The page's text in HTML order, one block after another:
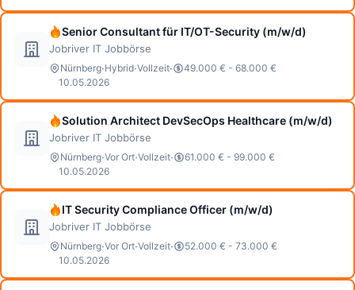
Senior Consultant für IT/OT-Security (m/w/d)
Jobriver IT Jobbörse
Nürnberg·Hybrid·Vollzeit·
49.000 € - 68.000 €
10.05.2026
Solution Architect DevSecOps Healthcare (m/w/d)
Jobriver IT Jobbörse
Nürnberg·Vor Ort·Vollzeit·
61.000 € - 99.000 €
10.05.2026
IT Security Compliance Officer (m/w/d)
Jobriver IT Jobbörse
Nürnberg·Vor Ort·Vollzeit·
52.000 € - 73.000 €
10.05.2026